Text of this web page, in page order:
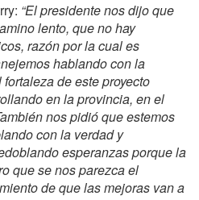
“El presidente nos dijo que
lento, que no hay
razón por la cual es
hablando con la
de este proyecto
en la provincia, en el
nos pidió que estemos
con la verdad y
esperanzas porque la
que se nos parezca el
de que las mejoras van a